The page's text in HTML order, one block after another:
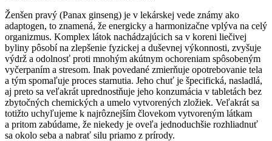
Ženšen pravý (Panax ginseng) je v lekárskej vede známy ako
adaptogen, to znamená, že energicky a harmonizačne vplýva na celý
organizmus. Komplex látok nachádzajúcich sa v koreni liečivej
byliny pôsobí na zlepšenie fyzickej a duševnej výkonnosti, zvyšuje
výdrž a odolnosť proti mnohým akútnym ochoreniam spôsobeným
vyčerpaním a stresom. Inak povedané zmierňuje opotrebovanie tela
a tým spomaľuje proces starnutia. Jeho chuť je špecifická, nasladlá,
aj preto sa veľakrát uprednostňuje jeho konzumácia v tabletách bez
zbytočných chemických a umelo vytvorených zložiek. Veľakrát sa
totižto uchyľujeme k najrôznejším človekom vytvoreným látkam
a pritom zabúdame, že niekedy je oveľa jednoduchšie rozhliadnuť
sa okolo seba a nabrať silu priamo z prírody.